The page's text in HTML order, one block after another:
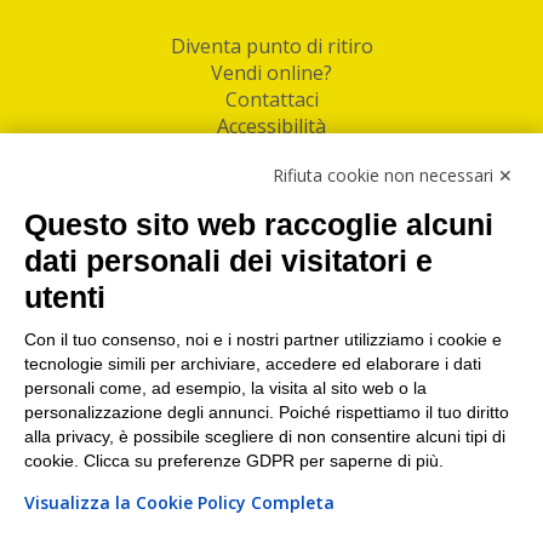
Diventa punto di ritiro
Vendi online?
Contattaci
Accessibilità
Facebook
Linkedin
I nostri punti di ritiro e spedizione pacchi nelle
maggiori città italiane
Torino|Milano|Roma|Bologna|Firenze| Genova
Napoli|Varese
Rifiuta cookie non necessari ✕
Questo sito web raccoglie alcuni
dati personali dei visitatori e
utenti
Con il tuo consenso, noi e i nostri partner utilizziamo i cookie e
tecnologie simili per archiviare, accedere ed elaborare i dati
personali come, ad esempio, la visita al sito web o la
personalizzazione degli annunci. Poiché rispettiamo il tuo diritto
alla privacy, è possibile scegliere di non consentire alcuni tipi di
cookie. Clicca su preferenze GDPR per saperne di più.
Visualizza la Cookie Policy Completa